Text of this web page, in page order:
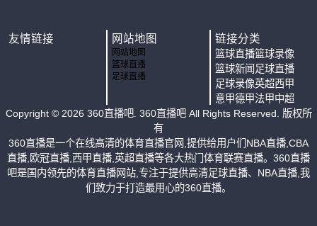
友情链接 网站地图
网站地图
篮球直播
足球直播
链接分类
篮球直播篮球录像
篮球新闻 足球直播
足球录像英超西甲
意甲德甲法甲中超
Copyright © 2026 360直播吧. 360直播吧 All Rights Reserved. 版权所
有
360直播是一个在线高清的体育直播官网,提供给用户们NBA直播,CBA
直播,欧冠直播,西甲直播,英超直播等各大热门体育联赛直播。360直播
吧是国内领先的体育直播网站,专注于提供高清足球直播、NBA直播,我
们致力于打造最用心的360直播。